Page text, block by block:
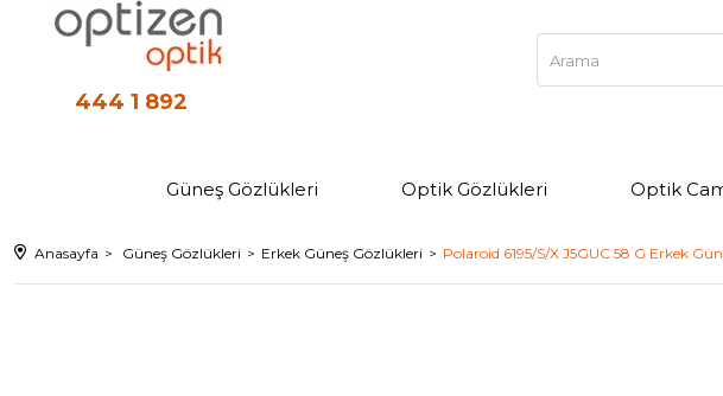
444 1 892
Güneş Gözlükleri Optik Gözlükleri Optik
Anasayfa Güneş Gözlükleri Erkek Güneş Gözlükleri Polaroid 6195/S/X J5GUC 58 G Erkek